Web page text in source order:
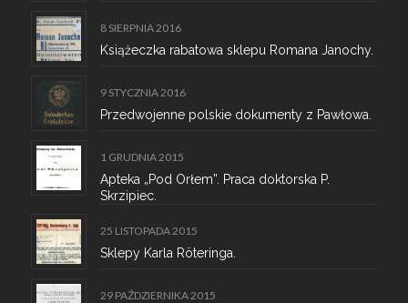
8 SIERPNIA 2016
Książeczka rabatowa sklepu Romana Janochy.
9 STYCZNIA 2016
Przedwojenne polskie dokumenty z Pawłowa.
1 GRUDNIA 2015
Apteka „Pod Orłem”. Praca doktorska P.
Skrzipiec.
25 LISTOPADA 2015
Sklepy Karla Röteringa.
29 PAŹDZIERNIKA 2015